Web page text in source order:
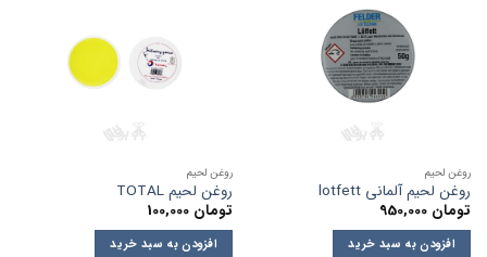
روغن لحیم
روغن لحیم آلمانی lotfett
تومان
افزودن به سبد خرید
روغن لحیم
روغن لحیم TOTAL
تومان
افزودن به سبد خرید